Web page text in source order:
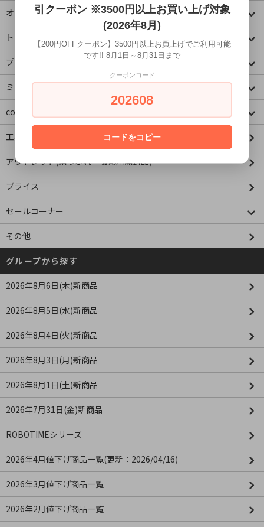
オリジナル
トミカコーナー
プラレールコーナー
ミニチュア&ドールハウス
concombre コンコンブル
工具・資材
アウトレット(箱つぶれ・撮影用開封品)
ブライス
セールコーナー
その他
グループから探す
2026年8月6日(木)新商品
2026年8月5日(水)新商品
2026年8月4日(火)新商品
2026年8月3日(月)新商品
2026年8月1日(土)新商品
2026年7月31日(金)新商品
ROBOTIMEシリーズ
2026年4月値下げ商品一覧(更新：2026/04/16)
2026年3月値下げ商品一覧
2026年2月値下げ商品一覧
引クーポン ※3500円以上お買い上げ対象
(2026年8月)
【200円OFFクーポン】3500円以上お買上げでご利用可能
です!! 8月1日～8月31日まで
クーポンコード
202608
コードをコピー